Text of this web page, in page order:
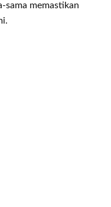
sama memastikan